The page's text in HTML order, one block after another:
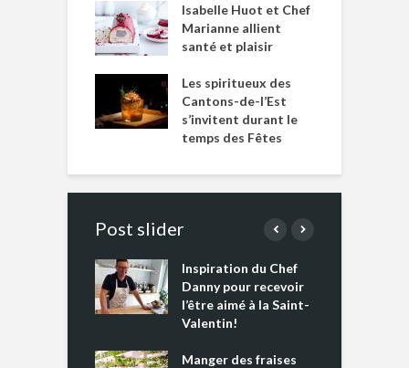
Isabelle Huot et Chef
Marianne allient
santé et plaisir
Les spiritueux des
Cantons-de-l’Est
s’invitent durant le
temps des Fêtes
Post slider
Inspiration du Chef
Danny pour recevoir
l’être aimé à la Saint-
Valentin!
Manger des fraises